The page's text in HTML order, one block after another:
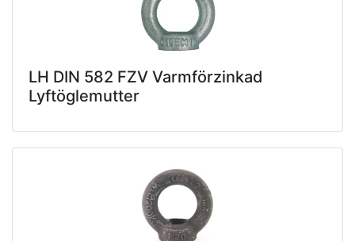
LH DIN 582 FZV Varmförzinkad
Lyftöglemutter